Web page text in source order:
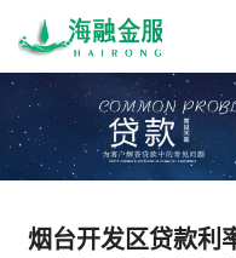
烟台开发区贷款利